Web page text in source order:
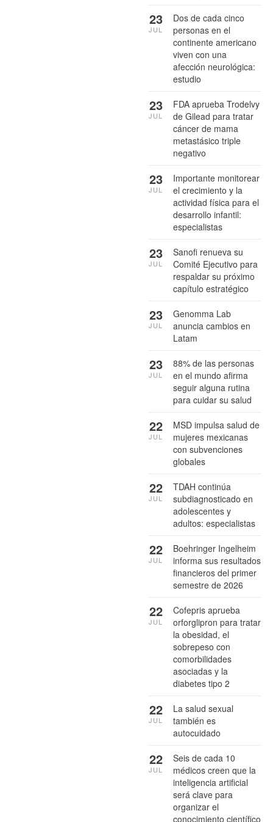
Dos de cada cinco
personas en el
continente americano
viven con una
afección neurológica:
estudio
23
JUL
FDA aprueba Trodelvy
de Gilead para tratar
cáncer de mama
metastásico triple
negativo
23
JUL
Importante monitorear
el crecimiento y la
actividad física para el
desarrollo infantil:
especialistas
23
JUL
Sanofi renueva su
Comité Ejecutivo para
respaldar su próximo
capítulo estratégico
23
JUL
Genomma Lab
anuncia cambios en
Latam
23
JUL
88% de las personas
en el mundo afirma
seguir alguna rutina
para cuidar su salud
23
JUL
MSD impulsa salud de
mujeres mexicanas
con subvenciones
globales
22
JUL
TDAH continúa
subdiagnosticado en
adolescentes y
adultos: especialistas
22
JUL
Boehringer Ingelheim
informa sus resultados
financieros del primer
semestre de 2026
22
JUL
Cofepris aprueba
orforglipron para tratar
la obesidad, el
sobrepeso con
comorbilidades
asociadas y la
diabetes tipo 2
22
JUL
La salud sexual
también es
autocuidado
22
JUL
Seis de cada 10
médicos creen que la
inteligencia artificial
será clave para
organizar el
conocimiento científico
22
JUL